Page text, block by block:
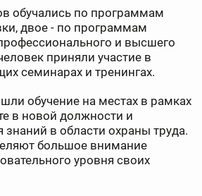
обучались по программам
двое - по программам
и высшего
приняли участие в
семинарах и тренингах.
обучение на местах в рамках
в новой должности и
в области охраны труда.
большое внимание
уровня своих